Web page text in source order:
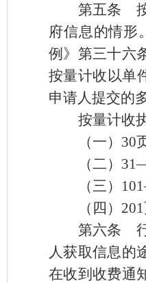
第五条
府信息的情形
例》第三十六
按量计收以单
申请人提交的
按量计收
（一） 30
（二）
（三）
（四）
第六条
人获取信息的
在收到收费通